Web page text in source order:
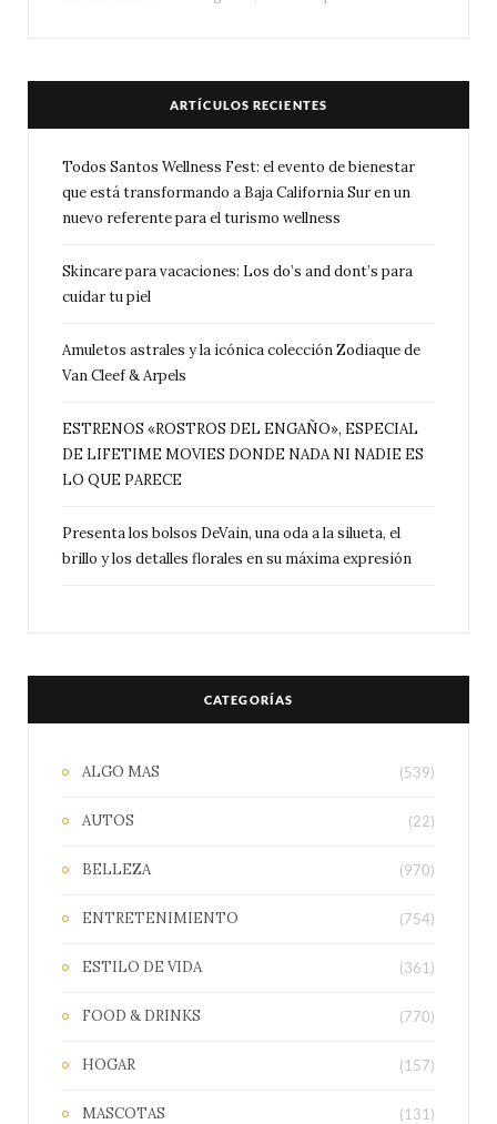
ARTÍCULOS RECIENTES
Todos Santos Wellness Fest: el evento de bienestar
que está transformando a Baja California Sur en un
nuevo referente para el turismo wellness
Skincare para vacaciones: Los do’s and dont’s para
cuidar tu piel
Amuletos astrales y la icónica colección Zodiaque de
Van Cleef & Arpels
ESTRENOS «ROSTROS DEL ENGAÑO», ESPECIAL
DE LIFETIME MOVIES DONDE NADA NI NADIE ES
LO QUE PARECE
Presenta los bolsos DeVain, una oda a la silueta, el
brillo y los detalles florales en su máxima expresión
CATEGORÍAS
ALGO MAS (539)
AUTOS (22)
BELLEZA (970)
ENTRETENIMIENTO (754)
ESTILO DE VIDA (361)
FOOD & DRINKS (770)
HOGAR (157)
MASCOTAS (131)